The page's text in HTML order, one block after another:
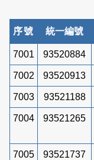
序號 統一編號
7001 93520884
7002 93520913
7003 93521188
7004 93521265
7005 93521737